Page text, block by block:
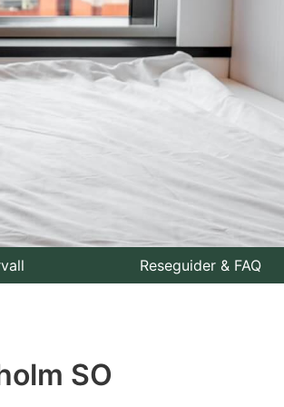
Reseguider & FAQ
SO